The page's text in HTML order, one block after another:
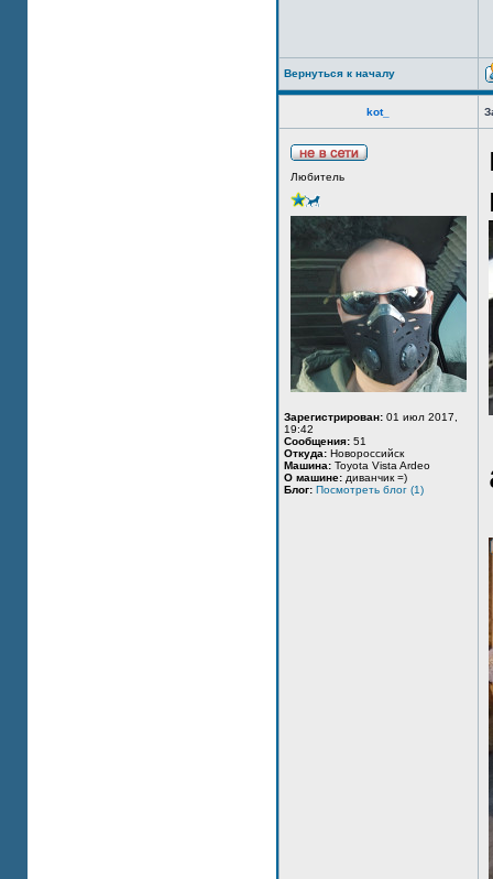
Вернуться к началу
kot_
Любитель
Зарегистрирован: 01 июл 2017,
19:42
Сообщения: 51
Откуда: Новороссийск
Машина: Toyota Vista Ardeo
О машине: диванчик =)
Блог: Посмотреть блог (1)